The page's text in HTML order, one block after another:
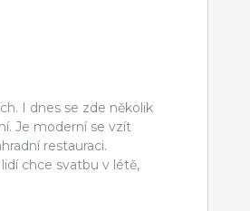
I dnes se zde několik
Je moderní se vzít
restauraci.
chce svatbu v létě,